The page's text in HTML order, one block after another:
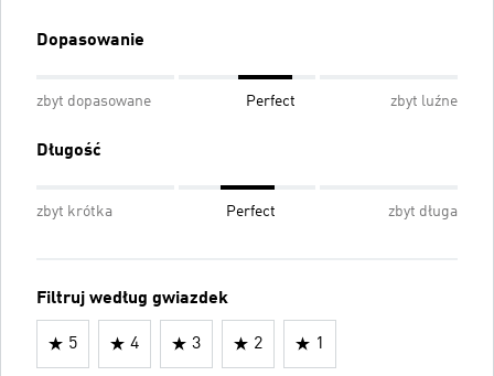
Dopasowanie
zbyt dopasowane Perfect zbyt luźne
Długość
zbyt krótka Perfect zbyt długa
Filtruj według gwiazdek
5 4 3 2 1